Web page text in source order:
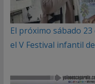
El próximo sábado
el V Festival infantil